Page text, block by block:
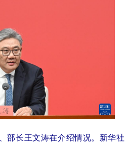
部长王文涛在介绍情况。 新华社